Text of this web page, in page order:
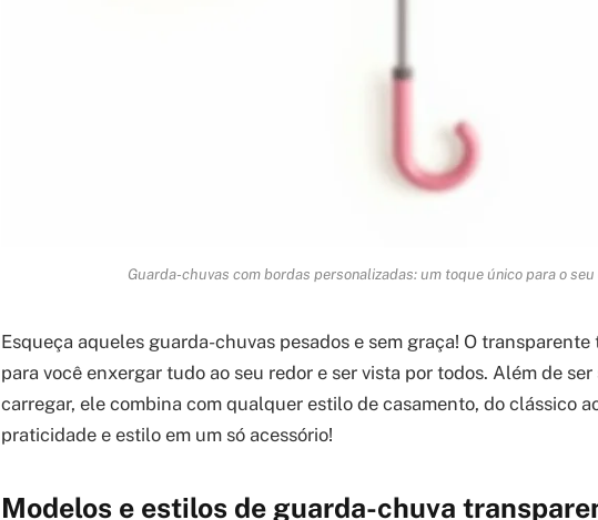
Guarda-chuvas com bordas personalizadas: um toque único para o
Esqueça aqueles guarda-chuvas pesados e sem graça! O
para você enxergar tudo ao seu redor e ser vista por todos. Além de
carregar, ele combina com qualquer estilo de casamento, do clássico
praticidade e estilo em um só acessório!
Modelos e estilos de guarda-chuva